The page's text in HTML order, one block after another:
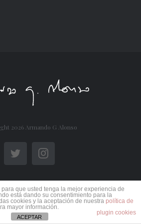
2026 Armando G Alonso
TwitterInstagram
que usted tenga la mejor experiencia de
está dando su consentimiento para la
cookies y la aceptación de nuestra política de
mayor información.
plugin cookies
ACEPTAR